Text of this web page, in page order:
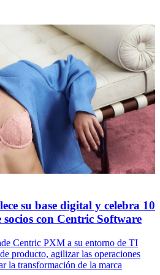
su base digital y celebra 10
socios con Centric Software
Centric PXM a su entorno de TI
producto, agilizar las operaciones
la transformación de la marca